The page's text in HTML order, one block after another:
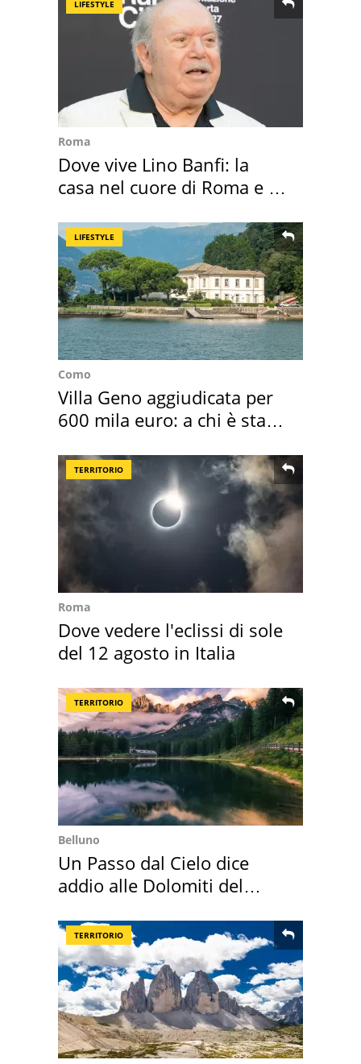
LIFESTYLE
Roma
Dove vive Lino Banfi: la
casa nel cuore di Roma e i
LIFESTYLE
Como
Villa Geno aggiudicata per
600 mila euro: a chi è stata
TERRITORIO
Roma
Dove vedere l'eclissi di sole
del 12 agosto in Italia
TERRITORIO
Belluno
Un Passo dal Cielo dice
addio alle Dolomiti del
TERRITORIO